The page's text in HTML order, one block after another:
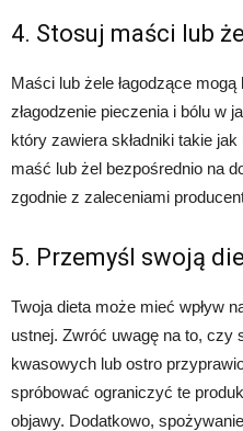
4. Stosuj maści lub
Maści lub żele łagodzące
złagodzenie pieczenia i bólu w
który zawiera składniki takie
maść lub żel bezpośrednio na
zgodnie z zaleceniami
5. Przemyśl swoją
Twoja dieta może mieć wpływ
ustnej. Zwróć uwagę na to, czy
kwasowych lub ostro
spróbować ograniczyć te
objawy. Dodatkowo,